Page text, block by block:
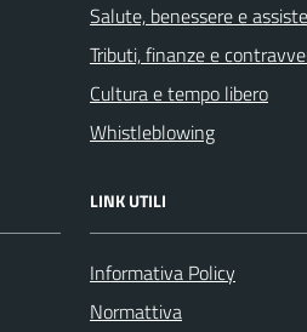
Salute, benessere e
Tributi, finanze e
Cultura e tempo libero
Whistleblowing
LINK UTILI
Informativa Policy
Normattiva